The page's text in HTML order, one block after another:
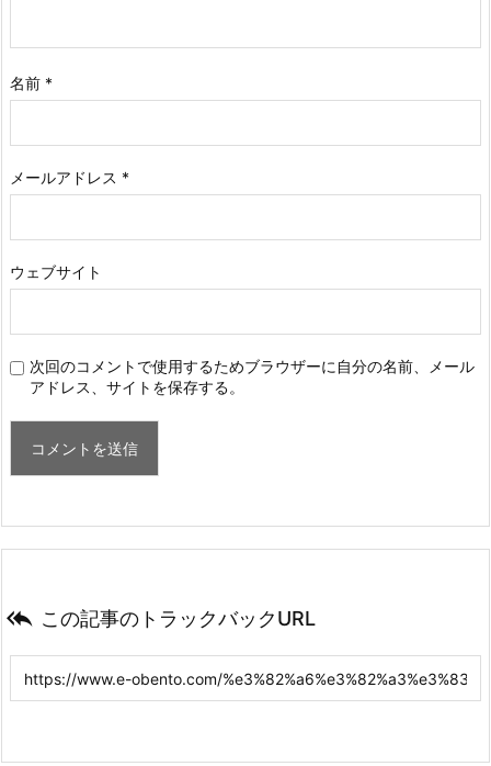
名前 *
メールアドレス *
ウェブサイト
次回のコメントで使用するためブラウザーに自分の名前、メール
アドレス、サイトを保存する。
 この記事のトラックバックURL